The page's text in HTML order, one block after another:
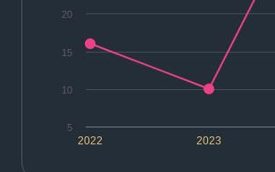
2022 2023
5
10
15
20